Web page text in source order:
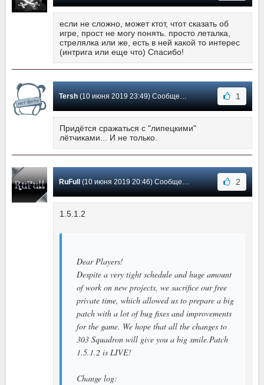
если не сложно, может ктот, чтот сказать об
игре, прост не могу понять. просто леталка,
стрелялка или же, есть в ней какой то интерес
(интрига или еще что) Спасибо!
Tersh(10 июня 2019 23:49) Сообщение #2 1
Придётся сражаться с "липецкими"
лётчиками... И не только.
RuFull(10 июня 2019 20:46) Сообщение #1 2
1.5.1.2
Dear Players!
Despite a very tight schedule and huge amount
of work on new projects, we sacrifice our free
private time, which allowed us to prepare a big
patch with a lot of bug fixes and improvements
for the game. We hope that all the changes to
303 Squadron will give you a big smile.Patch
1.5.1.2 is LIVE!
Change log: